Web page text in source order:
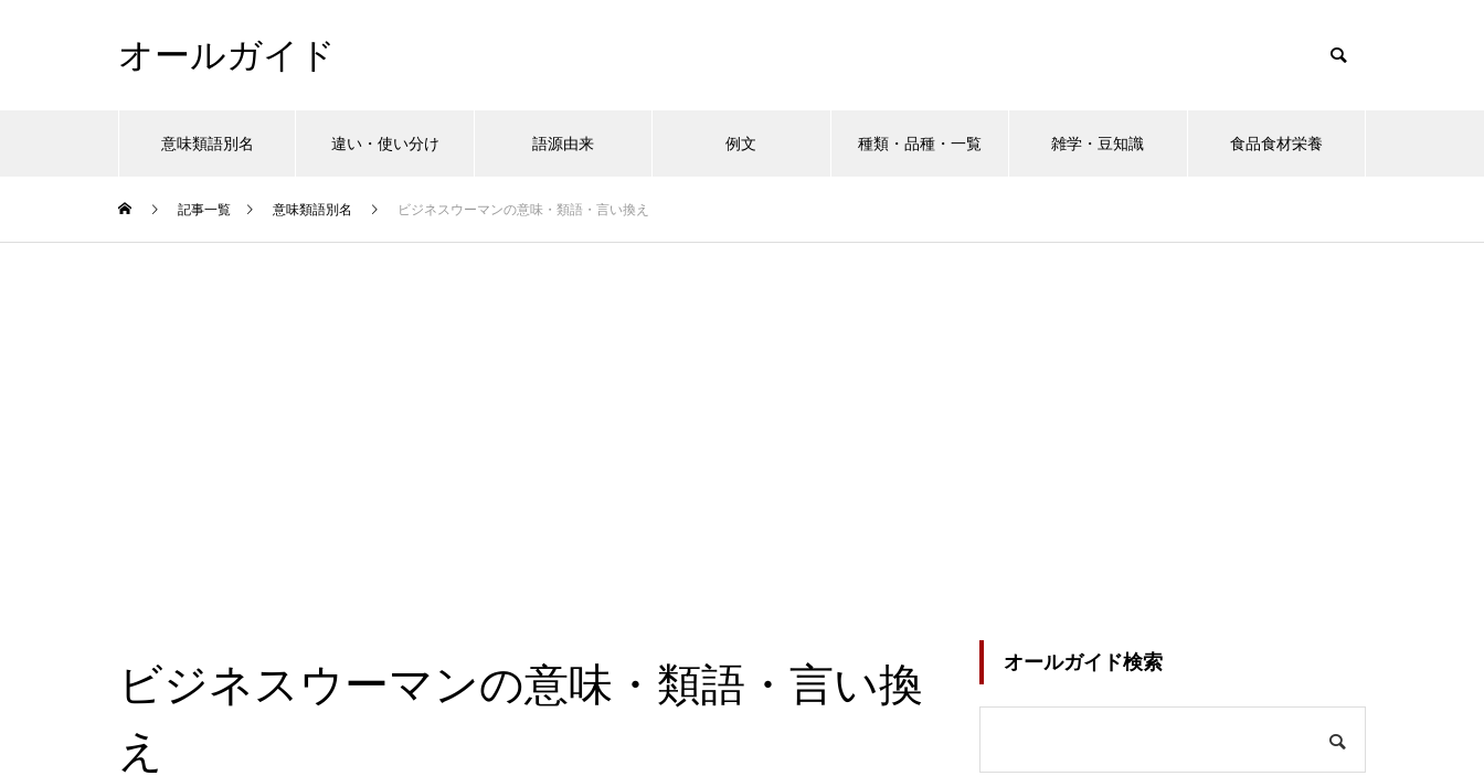
オールガイド
意味類語別名 違い・使い分け 語源由来 例文 種類・品種・一覧 雑学・豆知識 食品食材栄養
記事一覧 意味類語別名 ビジネスウーマンの意味・類語・言い換え
ビジネスウーマンの意味・類語・言い換
え
オールガイド検索